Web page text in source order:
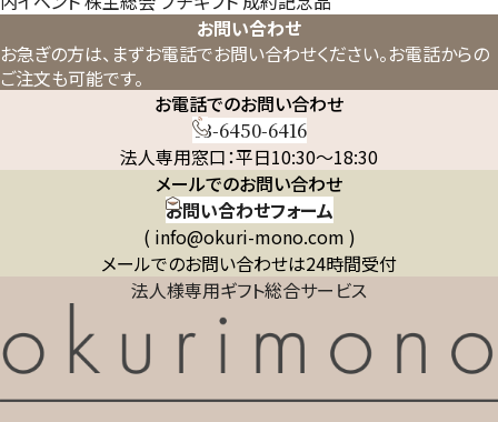
お問い合わせ
お急ぎの方は、まずお電話でお問い合わせください。お電話からの
ご注文も可能です。
お電話でのお問い合わせ
03-6450-6416
法人専用窓口：平日10:30～18:30
メールでのお問い合わせ
お問い合わせフォーム
( info@okuri-mono.com )
メールでのお問い合わせは24時間受付
法人様専用ギフト総合サービス